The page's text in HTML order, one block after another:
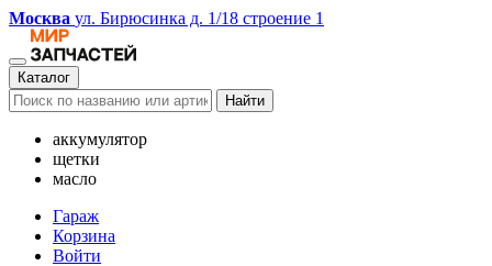
Москва ул. Бирюсинка д. 1/18 строение 1
Каталог
Найти
аккумулятор
щетки
масло
Гараж
Корзина
Войти